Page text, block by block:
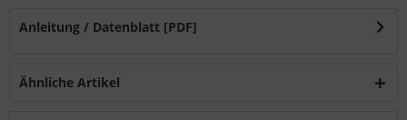
Anleitung / Datenblatt [PDF]
Ähnliche Artikel